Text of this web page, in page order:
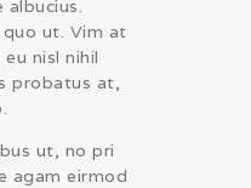
ut. Vim at
nisl nihil
probatus at,
ut, no pri
agam eirmod